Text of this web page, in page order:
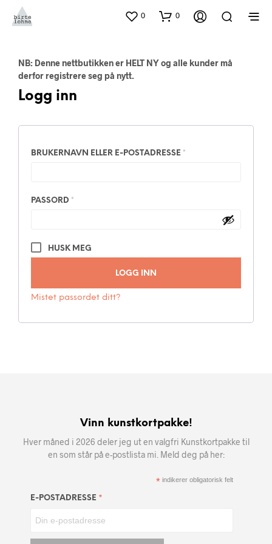
0 0
NB: Denne nettbutikken er HELT NY og alle kunder må
derfor registrere seg på nytt.
Logg inn
BRUKERNAVN ELLER E-POSTADRESSE *
PASSORD *
HUSK MEG
LOGG INN
Mistet passordet ditt?
Vinn kunstkortpakke!
Hver måned i 2026 deler jeg ut en valgfri Kunstkortpakke til
en som står på e-postlista mi. Meld deg på her:
* indikerer obligatorisk felt
E-POSTADRESSE *